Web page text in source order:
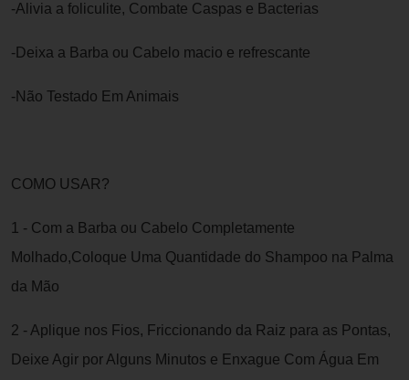
-Alivia a foliculite, Combate Caspas e Bacterias
-Deixa a Barba ou Cabelo macio e refrescante
-Não Testado Em Animais
COMO USAR?
1 - Com a Barba ou Cabelo Completamente
Molhado,Coloque Uma Quantidade do Shampoo na Palma
da Mão
2 - Aplique nos Fios, Friccionando da Raiz para as Pontas,
Deixe Agir por Alguns Minutos e Enxague Com Água Em